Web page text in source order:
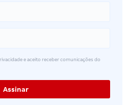
e aceito receber comunicações do